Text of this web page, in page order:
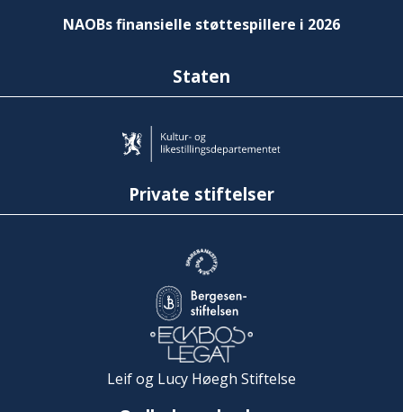
NAOBs finansielle støttespillere i 2026
Staten
Private stiftelser
Leif og Lucy Høegh Stiftelse